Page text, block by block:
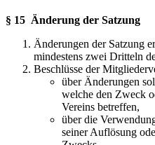
§ 15 Änderung der Satzung
Änderungen der Satzung
mindestens zwei Dritteln
Beschlüsse der
über Änderungen
welche den Zweck
Vereins betreffen,
über die
seiner Auflösung